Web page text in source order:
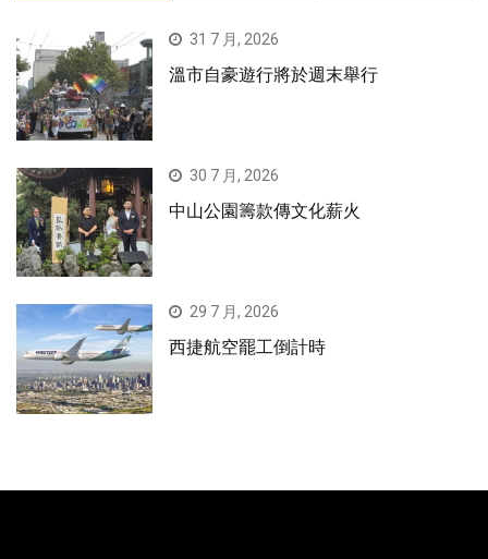
31 7 月, 2026
溫市自豪遊行將於週末舉行
30 7 月, 2026
中山公園籌款傳文化薪火
29 7 月, 2026
西捷航空罷工倒計時